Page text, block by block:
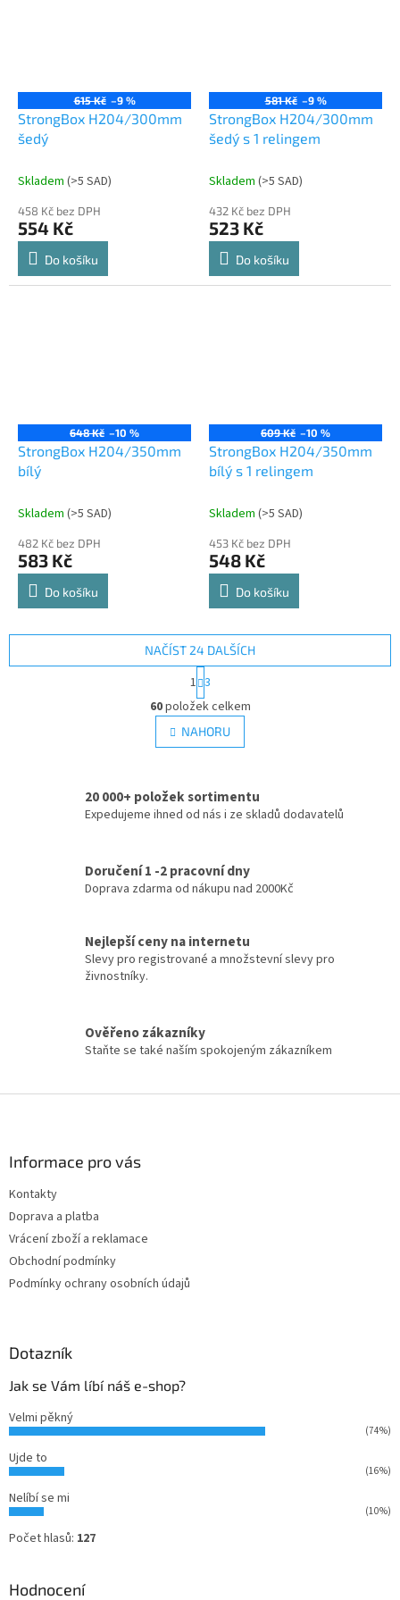
615 Kč –9 %
StrongBox H204/300mm
šedý
Skladem (>5 SAD)
458 Kč bez DPH
554 Kč
Do košíku
581 Kč –9 %
StrongBox H204/300mm
šedý s 1 relingem
Skladem (>5 SAD)
432 Kč bez DPH
523 Kč
Do košíku
648 Kč –10 %
StrongBox H204/350mm
bílý
Skladem (>5 SAD)
482 Kč bez DPH
583 Kč
Do košíku
609 Kč –10 %
StrongBox H204/350mm
bílý s 1 relingem
Skladem (>5 SAD)
453 Kč bez DPH
548 Kč
Do košíku
O
v
l
á
c
í
v
k
ý
p
i
NAČÍST 24 DALŠÍCH
t
r
á
n
k
á
n
1 3
60položek celkem
NAHORU
20 000+ položek sortimentu
Expedujeme ihned od nás i ze skladů dodavatelů
Doručení 1 -2 pracovní dny
Doprava zdarma od nákupu nad 2000Kč
Nejlepší ceny na internetu
Slevy pro registrované a množstevní slevy pro
živnostníky.
Ověřeno zákazníky
Staňte se také naším spokojeným zákazníkem
Informace pro vás
Kontakty
Doprava a platba
Vrácení zboží a reklamace
Obchodní podmínky
Podmínky ochrany osobních údajů
Dotazník
Jak se Vám líbí náš e-shop?
Velmi pěkný
(74%)
Ujde to
(16%)
Nelíbí se mi
(10%)
Počet hlasů: 127
Hodnocení